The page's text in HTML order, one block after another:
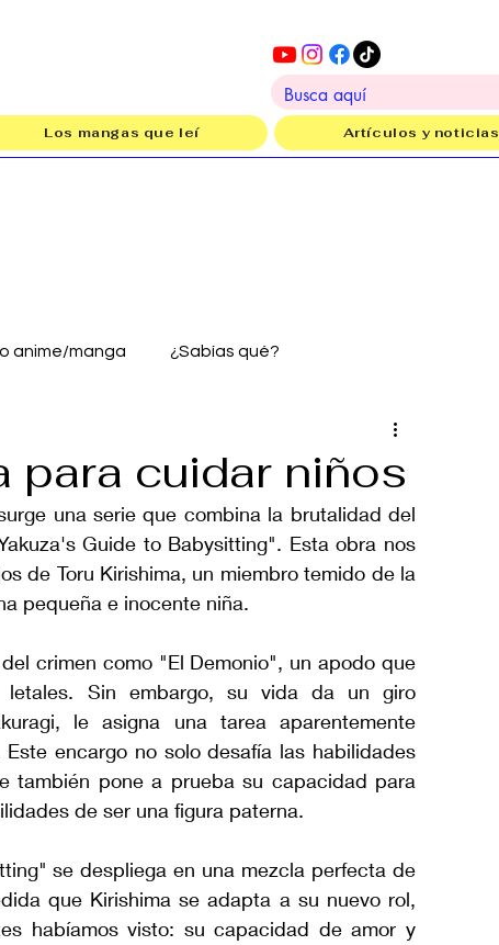
Los mangas que leí Artículos y noticias
anime/manga ¿Sabías qué?
para cuidar niños
una serie que combina la brutalidad del
Guide to Babysitting". Esta obra nos
de Toru Kirishima, un miembro temido de la
pequeña e inocente niña.
crimen como "El Demonio", un apodo que
letales. Sin embargo, su vida da un giro
le asigna una tarea aparentemente
encargo no solo desafía las habilidades
también pone a prueba su capacidad para
de ser una figura paterna.
se despliega en una mezcla perfecta de
que Kirishima se adapta a su nuevo rol,
habíamos visto: su capacidad de amor y